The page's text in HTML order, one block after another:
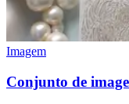
Imagem
Conjunto de